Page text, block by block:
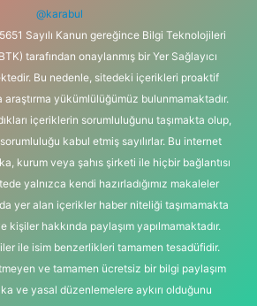
@karabul
Sayılı Kanun gereğince Bilgi Teknolojileri
tarafından onaylanmış bir Yer Sağlayıcı
Bu nedenle, sitedeki içerikleri proaktif
yükümlülüğümüz bulunmamaktadır.
içeriklerin sorumluluğunu taşımakta olup,
kabul etmiş sayılırlar. Bu internet
kurum veya şahıs şirketi ile hiçbir bağlantısı
yalnızca kendi hazırladığımız makaleler
yer alan içerikler haber niteliği taşımamakta
kişiler hakkında paylaşım yapılmamaktadır.
ile isim benzerlikleri tamamen tesadüfidir.
ve tamamen ücretsiz bir bilgi paylaşım
ve yasal düzenlemelere aykırı olduğunu